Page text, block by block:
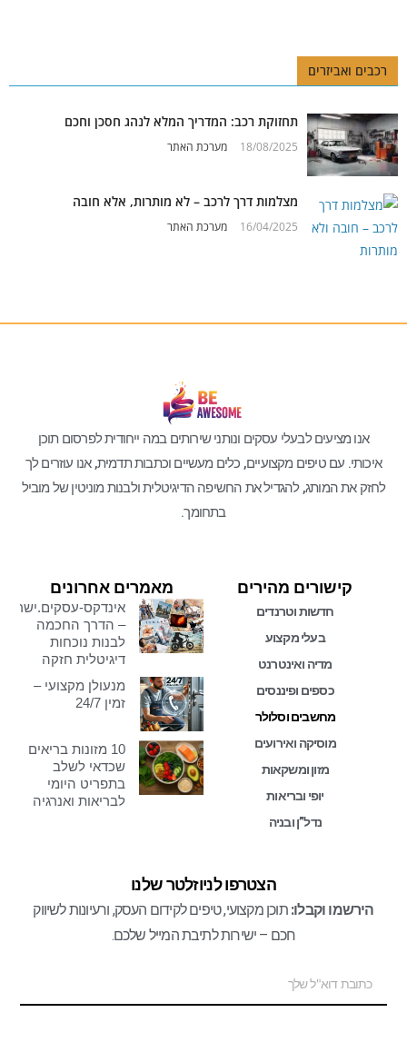
רכבים ואביזרים
תחזוקת רכב: המדריך המלא לנהג חסכן וחכם
18/08/2025 מערכת האתר
מצלמות דרך לרכב – לא מותרות, אלא חובה
16/04/2025 מערכת האתר
אנו מציעים לבעלי עסקים ונותני שירותים במה ייחודית לפרסום תוכן
איכותי. עם טיפים מקצועיים, כלים מעשיים וכתבות תדמית, אנו עוזרים לך
לחזק את המותג, להגדיל את החשיפה הדיגיטלית ולבנות מוניטין של מוביל
בתחומך.
קישורים מהירים
חדשות וטרנדים
בעלי מקצוע
מדיה ואינטרנט
כספים ופיננסים
מחשבים וסלולר
מוסיקה ואירועים
מזון ומשקאות
יופי ובריאות
נדל”ן ובניה
מאמרים אחרונים
אינדקס-עסקים.ישראל
– הדרך החכמה
לבנות נוכחות
דיגיטלית חזקה
מנעולן מקצועי –
זמין 24/7
10 מזונות בריאים
שכדאי לשלב
בתפריט היומי
לבריאות ואנרגיה
הצטרפו לניוזלטר שלנו
הירשמו וקבלו: תוכן מקצועי, טיפים לקידום העסק, ורעיונות לשיווק
חכם – ישירות לתיבת המייל שלכם.